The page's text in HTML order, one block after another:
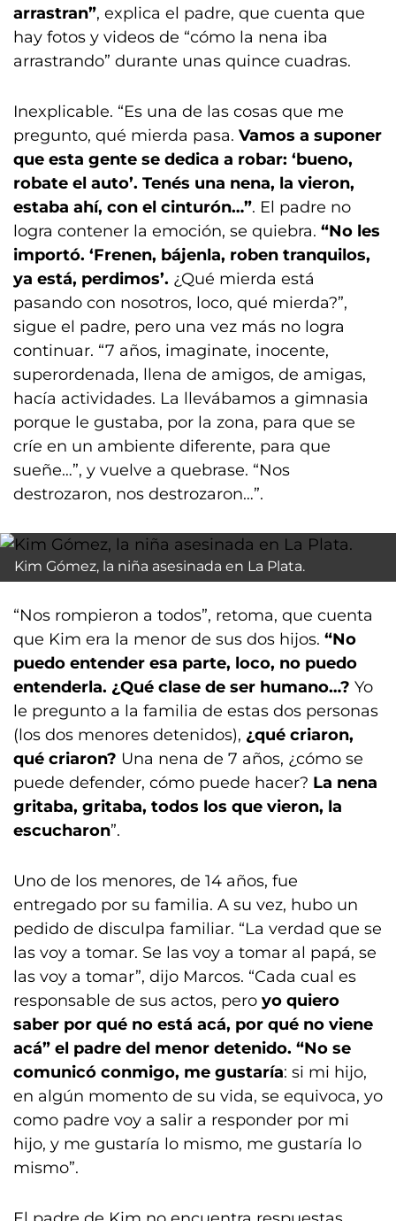
arrastran”, explica el padre, que cuenta que
hay fotos y videos de “cómo la nena iba
arrastrando” durante unas quince cuadras.
Inexplicable. “Es una de las cosas que me
pregunto, qué mierda pasa. Vamos a suponer
que esta gente se dedica a robar: ‘bueno,
robate el auto’. Tenés una nena, la vieron,
estaba ahí, con el cinturón…”. El padre no
logra contener la emoción, se quiebra. “No les
importó. ‘Frenen, bájenla, roben tranquilos,
ya está, perdimos’. ¿Qué mierda está
pasando con nosotros, loco, qué mierda?”,
sigue el padre, pero una vez más no logra
continuar. “7 años, imaginate, inocente,
superordenada, llena de amigos, de amigas,
hacía actividades. La llevábamos a gimnasia
porque le gustaba, por la zona, para que se
críe en un ambiente diferente, para que
sueñe…”, y vuelve a quebrase. “Nos
destrozaron, nos destrozaron…”.
Kim Gómez, la niña asesinada en La Plata.
“Nos rompieron a todos”, retoma, que cuenta
que Kim era la menor de sus dos hijos. “No
puedo entender esa parte, loco, no puedo
entenderla. ¿Qué clase de ser humano…? Yo
le pregunto a la familia de estas dos personas
(los dos menores detenidos), ¿qué criaron,
qué criaron? Una nena de 7 años, ¿cómo se
puede defender, cómo puede hacer? La nena
gritaba, gritaba, todos los que vieron, la
escucharon”.
Uno de los menores, de 14 años, fue
entregado por su familia. A su vez, hubo un
pedido de disculpa familiar. “La verdad que se
las voy a tomar. Se las voy a tomar al papá, se
las voy a tomar”, dijo Marcos. “Cada cual es
responsable de sus actos, pero yo quiero
saber por qué no está acá, por qué no viene
acá” el padre del menor detenido. “No se
comunicó conmigo, me gustaría: si mi hijo,
en algún momento de su vida, se equivoca, yo
como padre voy a salir a responder por mi
hijo, y me gustaría lo mismo, me gustaría lo
mismo”.